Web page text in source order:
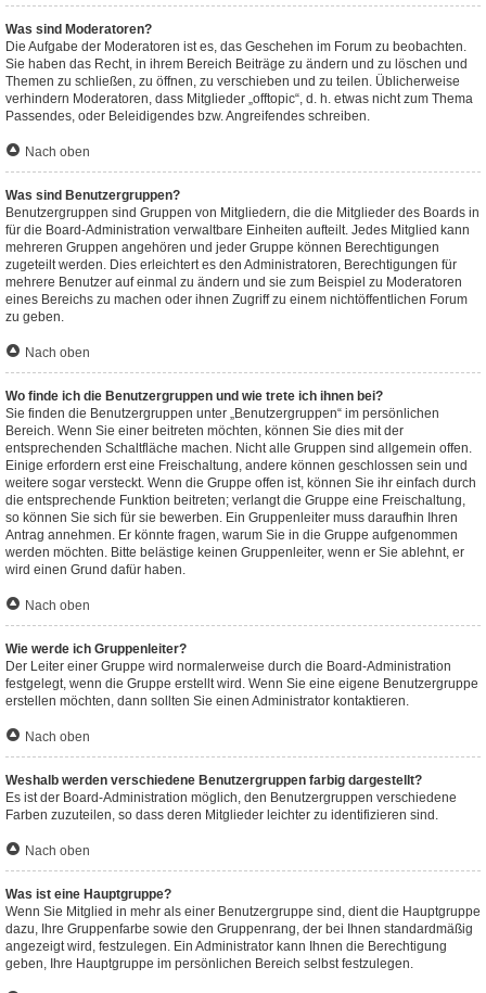
Was sind Moderatoren?
Die Aufgabe der Moderatoren ist es, das Geschehen im Forum zu beobachten.
Sie haben das Recht, in ihrem Bereich Beiträge zu ändern und zu löschen und
Themen zu schließen, zu öffnen, zu verschieben und zu teilen. Üblicherweise
verhindern Moderatoren, dass Mitglieder „offtopic“, d. h. etwas nicht zum Thema
Passendes, oder Beleidigendes bzw. Angreifendes schreiben.
Nach oben
Was sind Benutzergruppen?
Benutzergruppen sind Gruppen von Mitgliedern, die die Mitglieder des Boards in
für die Board-Administration verwaltbare Einheiten aufteilt. Jedes Mitglied kann
mehreren Gruppen angehören und jeder Gruppe können Berechtigungen
zugeteilt werden. Dies erleichtert es den Administratoren, Berechtigungen für
mehrere Benutzer auf einmal zu ändern und sie zum Beispiel zu Moderatoren
eines Bereichs zu machen oder ihnen Zugriff zu einem nichtöffentlichen Forum
zu geben.
Nach oben
Wo finde ich die Benutzergruppen und wie trete ich ihnen bei?
Sie finden die Benutzergruppen unter „Benutzergruppen“ im persönlichen
Bereich. Wenn Sie einer beitreten möchten, können Sie dies mit der
entsprechenden Schaltfläche machen. Nicht alle Gruppen sind allgemein offen.
Einige erfordern erst eine Freischaltung, andere können geschlossen sein und
weitere sogar versteckt. Wenn die Gruppe offen ist, können Sie ihr einfach durch
die entsprechende Funktion beitreten; verlangt die Gruppe eine Freischaltung,
so können Sie sich für sie bewerben. Ein Gruppenleiter muss daraufhin Ihren
Antrag annehmen. Er könnte fragen, warum Sie in die Gruppe aufgenommen
werden möchten. Bitte belästige keinen Gruppenleiter, wenn er Sie ablehnt, er
wird einen Grund dafür haben.
Nach oben
Wie werde ich Gruppenleiter?
Der Leiter einer Gruppe wird normalerweise durch die Board-Administration
festgelegt, wenn die Gruppe erstellt wird. Wenn Sie eine eigene Benutzergruppe
erstellen möchten, dann sollten Sie einen Administrator kontaktieren.
Nach oben
Weshalb werden verschiedene Benutzergruppen farbig dargestellt?
Es ist der Board-Administration möglich, den Benutzergruppen verschiedene
Farben zuzuteilen, so dass deren Mitglieder leichter zu identifizieren sind.
Nach oben
Was ist eine Hauptgruppe?
Wenn Sie Mitglied in mehr als einer Benutzergruppe sind, dient die Hauptgruppe
dazu, Ihre Gruppenfarbe sowie den Gruppenrang, der bei Ihnen standardmäßig
angezeigt wird, festzulegen. Ein Administrator kann Ihnen die Berechtigung
geben, Ihre Hauptgruppe im persönlichen Bereich selbst festzulegen.